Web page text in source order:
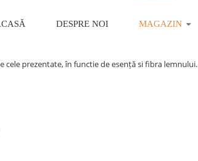
DESPRE NOI MAGAZIN
cele prezentate, în functie de esență si fibra lemnului.